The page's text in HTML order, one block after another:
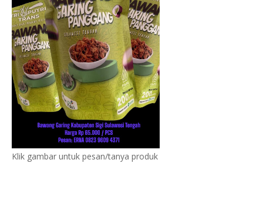
Klik gambar untuk pesan/tanya produk